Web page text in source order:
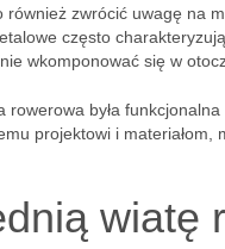
również zwrócić uwagę na
często
wkomponować się w
była
projektowi i
wiatę